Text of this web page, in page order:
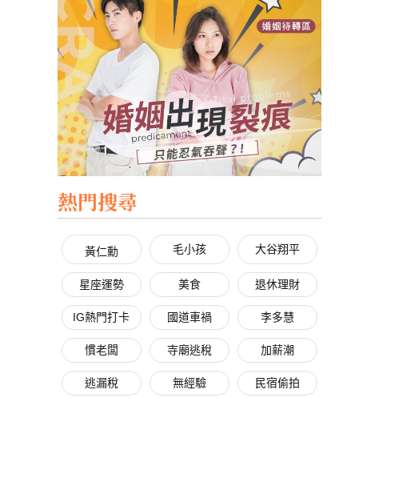
熱門搜尋
黃仁勳 毛小孩 大谷翔平
星座運勢 美食 退休理財
IG熱門打卡 國道車禍 李多慧
慣老闆 寺廟逃稅 加薪潮
逃漏稅 無經驗 民宿偷拍